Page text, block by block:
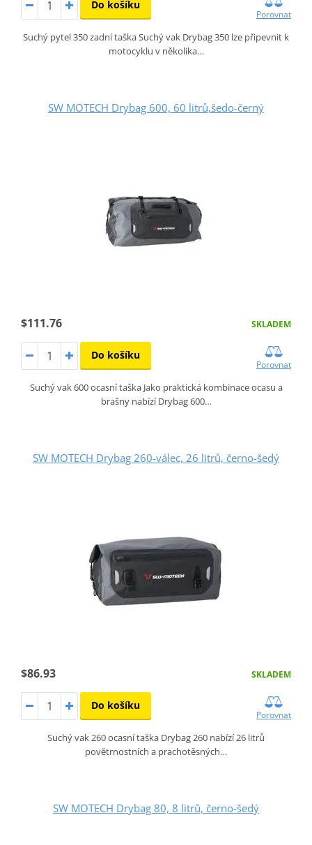
Do košíku
Porovnat
Suchý pytel 350 zadní taška Suchý vak Drybag 350 lze připevnit k
motocyklu v několika…
SW MOTECH Drybag 600, 60 litrů,šedo-černý
$111.76 SKLADEM
Do košíku
Porovnat
Suchý vak 600 ocasní taška Jako praktická kombinace ocasu a
brašny nabízí Drybag 600…
SW MOTECH Drybag 260-válec, 26 litrů, černo-šedý
$86.93 SKLADEM
Do košíku
Porovnat
Suchý vak 260 ocasní taška Drybag 260 nabízí 26 litrů
povětrnostních a prachotěsných…
SW MOTECH Drybag 80, 8 litrů, černo-šedý